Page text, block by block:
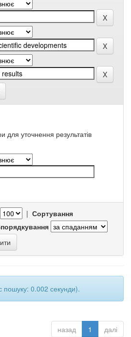
для уточнення результатів
| Сортування
пошуку: 0.002 секунди).
назад 1 далі